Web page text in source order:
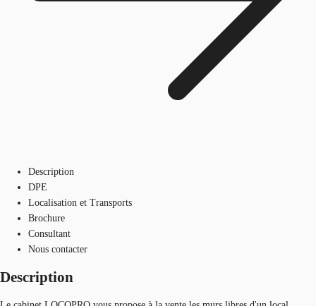
Description
DPE
Localisation et Transports
Brochure
Consultant
Nous contacter
Description